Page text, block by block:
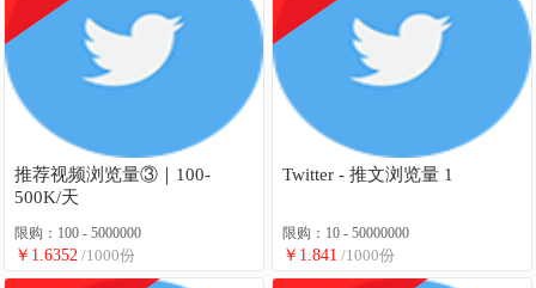
推荐视频浏览量③｜100-
500K/天
限购：100 - 5000000
￥1.6352 /1000份
Twitter - 推文浏览量 1
限购：10 - 50000000
￥1.841 /1000份